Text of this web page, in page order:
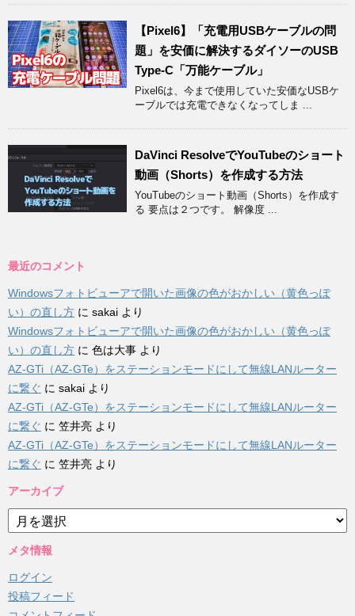
【Pixel6】「充電用USBケーブルの問
題」を安価に解決するダイソーのUSB
Type-C「万能ケーブル」
Pixel6は、今まで使用していた安価なUSBケ
ーブルでは充電できなくなってしま ...
DaVinci ResolveでYouTubeのショート
動画（Shorts）を作成する方法
YouTubeのショート動画（Shorts）を作成す
る 要点は２つです。 解像度 ...
最近のコメント
Windowsフォトビューアで開いた画像の色がおかしい（黄色っぽ
い）の直し方 に sakai より
Windowsフォトビューアで開いた画像の色がおかしい（黄色っぽ
い）の直し方 に 色は大事 より
AZ-GTi（AZ-GTe）をステーションモードにして無線LANルーター
に繋ぐ に sakai より
AZ-GTi（AZ-GTe）をステーションモードにして無線LANルーター
に繋ぐ に 笠井亮 より
AZ-GTi（AZ-GTe）をステーションモードにして無線LANルーター
に繋ぐ に 笠井亮 より
アーカイブ
ア
ー
カ
ブ
メタ情報
ログイン
投稿フィード